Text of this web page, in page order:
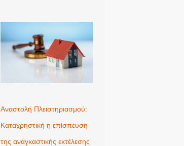
Αναστολή Πλειστηριασμού:
Καταχρηστική η επίσπευση
της αναγκαστικής εκτέλεσης